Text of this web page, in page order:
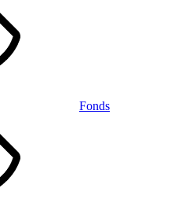
Fonds